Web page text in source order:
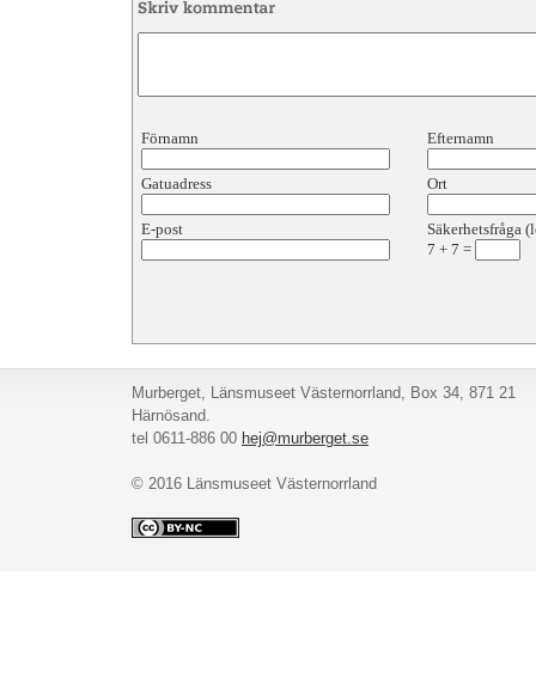
Förnamn Efternamn
Gatuadress Ort
E-post
Säkerhetsfråga
7 + 7 =
Murberget, Länsmuseet Västernorrland, Box 34, 871 21
Härnösand.
tel 0611-886 00 hej@murberget.se
© 2016 Länsmuseet Västernorrland